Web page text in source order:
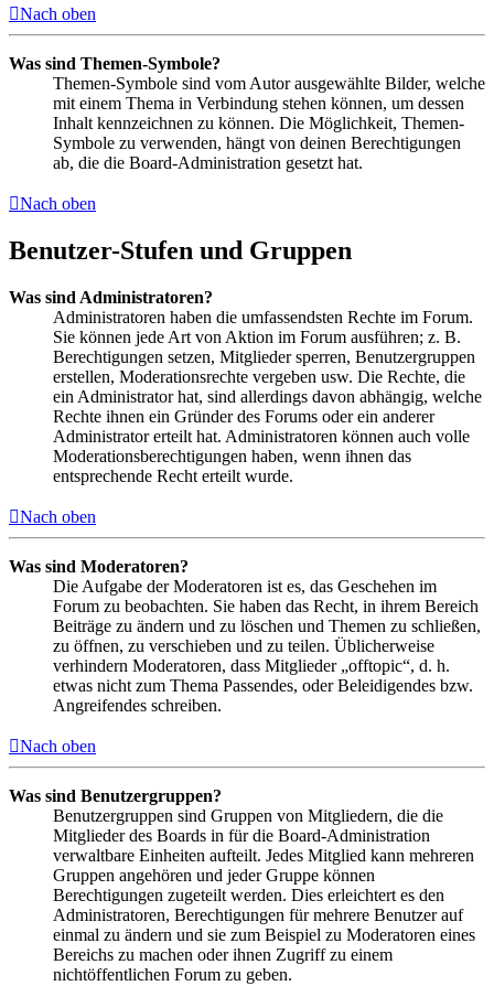
Nach oben
Was sind Themen-Symbole?
Themen-Symbole sind vom Autor ausgewählte Bilder, welche
mit einem Thema in Verbindung stehen können, um dessen
Inhalt kennzeichnen zu können. Die Möglichkeit, Themen-
Symbole zu verwenden, hängt von deinen Berechtigungen
ab, die die Board-Administration gesetzt hat.
Nach oben
Benutzer-Stufen und Gruppen
Was sind Administratoren?
Administratoren haben die umfassendsten Rechte im Forum.
Sie können jede Art von Aktion im Forum ausführen; z. B.
Berechtigungen setzen, Mitglieder sperren, Benutzergruppen
erstellen, Moderationsrechte vergeben usw. Die Rechte, die
ein Administrator hat, sind allerdings davon abhängig, welche
Rechte ihnen ein Gründer des Forums oder ein anderer
Administrator erteilt hat. Administratoren können auch volle
Moderationsberechtigungen haben, wenn ihnen das
entsprechende Recht erteilt wurde.
Nach oben
Was sind Moderatoren?
Die Aufgabe der Moderatoren ist es, das Geschehen im
Forum zu beobachten. Sie haben das Recht, in ihrem Bereich
Beiträge zu ändern und zu löschen und Themen zu schließen,
zu öffnen, zu verschieben und zu teilen. Üblicherweise
verhindern Moderatoren, dass Mitglieder „offtopic“, d. h.
etwas nicht zum Thema Passendes, oder Beleidigendes bzw.
Angreifendes schreiben.
Nach oben
Was sind Benutzergruppen?
Benutzergruppen sind Gruppen von Mitgliedern, die die
Mitglieder des Boards in für die Board-Administration
verwaltbare Einheiten aufteilt. Jedes Mitglied kann mehreren
Gruppen angehören und jeder Gruppe können
Berechtigungen zugeteilt werden. Dies erleichtert es den
Administratoren, Berechtigungen für mehrere Benutzer auf
einmal zu ändern und sie zum Beispiel zu Moderatoren eines
Bereichs zu machen oder ihnen Zugriff zu einem
nichtöffentlichen Forum zu geben.